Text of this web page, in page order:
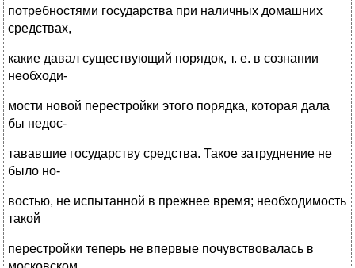
потребностями государства при наличных домашних
средствах,
какие давал существующий порядок, т. е. в сознании
необходи-
мости новой перестройки этого порядка, которая дала
бы недос-
тававшие государству средства. Такое затруднение не
было но-
востью, не испытанной в прежнее время; необходимость
такой
перестройки теперь не впервые почувствовалась в